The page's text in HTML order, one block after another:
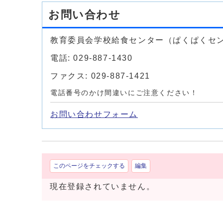
お問い合わせ
教育委員会学校給食センター（ぱくぱくセ
電話: 029-887-1430
ファクス: 029-887-1421
電話番号のかけ間違いにご注意ください！
お問い合わせフォーム
このページをチェックする 編集
現在登録されていません。